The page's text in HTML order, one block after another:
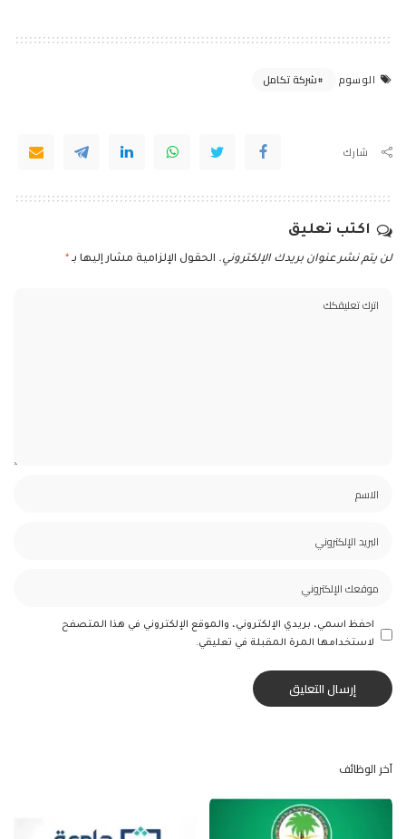
الوسوم شركة تكامل
شارك
اكتب تعليق
لن يتم نشر عنوان بريدك الإلكتروني. الحقول الإلزامية مشار إليها بـ *
احفظ اسمي، بريدي الإلكتروني، والموقع الإلكتروني في هذا المتصفح
لاستخدامها المرة المقبلة في تعليقي.
آخر الوظائف